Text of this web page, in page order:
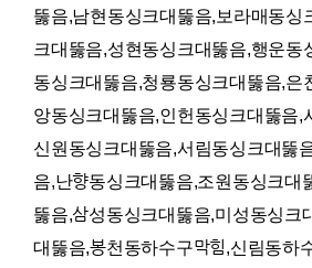
뚫음,남현동싱크대뚫음,보라매동싱
크대뚫음,성현동싱크대뚫음,행운동
동싱크대뚫음,청룡동싱크대뚫음,은
앙동싱크대뚫음,인헌동싱크대뚫음,
신원동싱크대뚫음,서림동싱크대뚫
음,난향동싱크대뚫음,조원동싱크대
뚫음,삼성동싱크대뚫음,미성동싱크
대뚫음,봉천동하수구막힘,신림동하